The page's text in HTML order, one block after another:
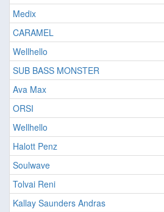
Medix
CARAMEL
Wellhello
SUB BASS MONSTER
Ava Max
ORSI
Wellhello
Halott Penz
Soulwave
Tolvai Reni
Kallay Saunders Andras